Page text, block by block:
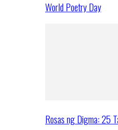
World Poetry Day
Rosas ng Digma: 25